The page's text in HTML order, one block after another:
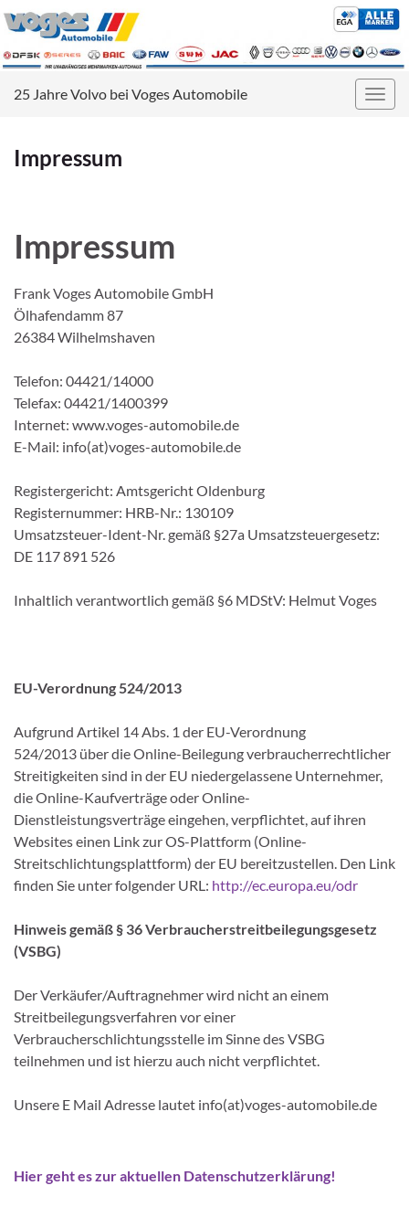
25 Jahre Volvo bei Voges Automobile
Impressum
Impressum
Frank Voges Automobile GmbH
Ölhafendamm 87
26384 Wilhelmshaven
Telefon: 04421/14000
Telefax: 04421/1400399
Internet: www.voges-automobile.de
E-Mail: info(at)voges-automobile.de
Registergericht: Amtsgericht Oldenburg
Registernummer: HRB-Nr.: 130109
Umsatzsteuer-Ident-Nr. gemäß §27a Umsatzsteuergesetz:
DE 117 891 526
Inhaltlich verantwortlich gemäß §6 MDStV: Helmut Voges
EU-Verordnung 524/2013
Aufgrund Artikel 14 Abs. 1 der EU-Verordnung
524/2013 über die Online-Beilegung verbraucherrechtlicher
Streitigkeiten sind in der EU niedergelassene Unternehmer,
die Online-Kaufverträge oder Online-
Dienstleistungsverträge eingehen, verpflichtet, auf ihren
Websites einen Link zur OS-Plattform (Online-
Streitschlichtungsplattform) der EU bereitzustellen. Den Link
finden Sie unter folgender URL: http://ec.europa.eu/odr
Hinweis gemäß § 36 Verbraucherstreitbeilegungsgesetz
(VSBG)
Der Verkäufer/Auftragnehmer wird nicht an einem
Streitbeilegungsverfahren vor einer
Verbraucherschlichtungsstelle im Sinne des VSBG
teilnehmen und ist hierzu auch nicht verpflichtet.
Unsere E Mail Adresse lautet info(at)voges-automobile.de
Hier geht es zur aktuellen Datenschutzerklärung!